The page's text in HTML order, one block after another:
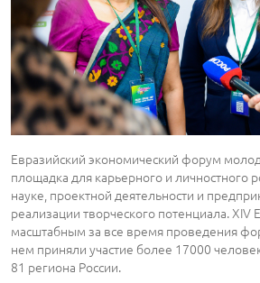
Евразийский экономический форум
площадка для карьерного и личностного
науке, проектной деятельности и
реализации творческого потенциала.
масштабным за все время проведения
нем приняли участие более 17000
81 региона России.